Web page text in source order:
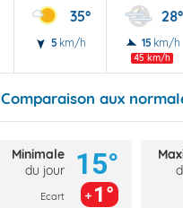
35°
5 km/h
28°
15 km/h
45 km/h
Comparaison aux
Minimale
du jour
Ecart
15°
1°